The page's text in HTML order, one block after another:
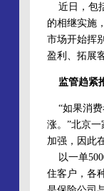
近日，包
的相继实施
市场开始挥
盈利、拓展
监管趋紧
“如果消费
涨。”北京
加强，因此
以一单
住客户，各